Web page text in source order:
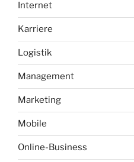
Internet
Karriere
Logistik
Management
Marketing
Mobile
Online-Business